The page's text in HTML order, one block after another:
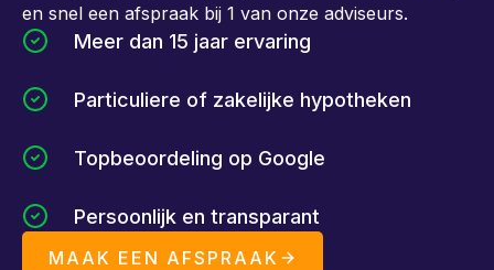
en snel een afspraak bij 1 van onze adviseurs.
Meer dan 15 jaar ervaring
Particuliere of zakelijke hypotheken
Topbeoordeling op Google
Persoonlijk en transparant
MAAK EEN AFSPRAAK